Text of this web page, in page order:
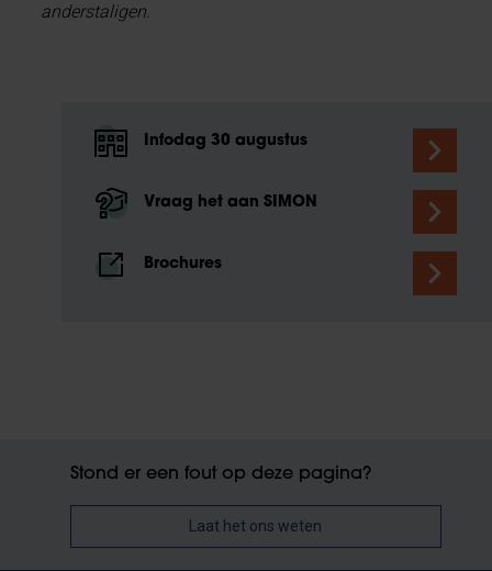
anderstaligen.
Infodag 30 augustus
Vraag het aan SIMON
Brochures
Stond er een fout op deze pagina?
Laat het ons weten